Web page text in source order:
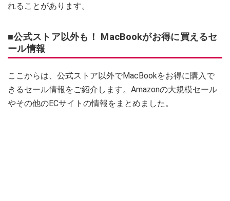
れることがあります。
■公式ストア以外も！ MacBookがお得に買えるセ
ール情報
ここからは、公式ストア以外でMacBookをお得に購入で
きるセール情報をご紹介します。Amazonの大規模セール
やその他のECサイトの情報をまとめました。